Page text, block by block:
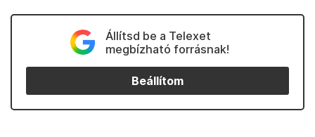
Állítsd be a Telexet
megbízható forrásnak!
Beállítom